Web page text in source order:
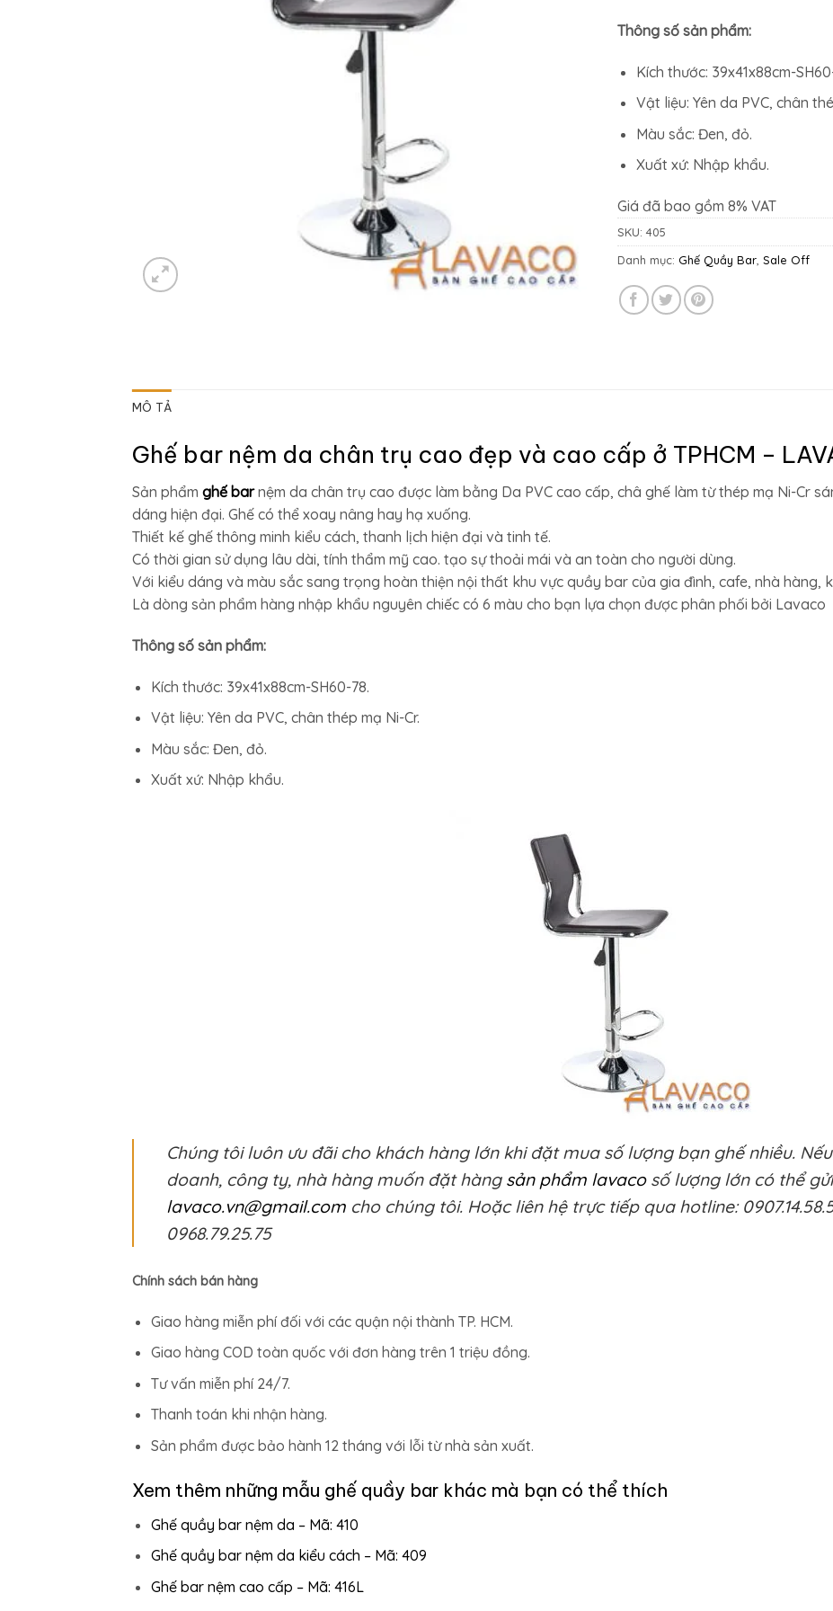
1.355.200₫.
Thông số sản phẩm:
Kích thước: 39x41x88cm-
Vật liệu: Yên da PVC, chân
Màu sắc: Đen, đỏ.
Xuất xứ: Nhập khẩu.
Giá đã bao gồm 8% VAT
SKU: 405
Danh mục: Ghế Quầy Bar Sale Off
MÔ TẢ
Ghế bar nệm da chân trụ cao đẹp và cao cấp ở TPHCM –
Sản phẩm ghế barnệm da chân trụ cao được làm bằng Da PVC cao cấp, châ ghế làm từ thép mạ Ni-Cr
dáng hiện đại. Ghế có thể xoay nâng hay hạ xuống.
Thiết kế ghế thông minh kiểu cách, thanh lịch hiện đại và tinh tế.
Có thời gian sử dụng lâu dài, tính thẩm mỹ cao. tạo sự thoải mái và an toàn cho người dùng.
Với kiểu dáng và màu sắc sang trọng hoàn thiện nội thất khu vực quầy bar của gia đình, cafe, nhà hàng,
Là dòng sản phẩm hàng nhập khẩu nguyên chiếc có 6 màu cho bạn lựa chọn được phân phối bởi Lavaco
Thông số sản phẩm:
Kích thước: 39x41x88cm-SH60-78.
Vật liệu: Yên da PVC, chân thép mạ Ni-Cr.
Màu sắc: Đen, đỏ.
Xuất xứ: Nhập khẩu.
Chúng tôi luôn ưu đãi cho khách hàng lớn khi đặt mua số lượng bạn ghế nhiều.
doanh, công ty, nhà hàng muốn đặt hàng sản phẩm lavacosố lượng lớn có thể
lavaco.vn@gmail.com cho chúng tôi. Hoặc liên hệ trực tiếp qua hotline:
0968.79.25.75
Chính sách bán hàng
Giao hàng miễn phí đối với các quận nội thành TP. HCM.
Giao hàng COD toàn quốc với đơn hàng trên 1 triệu đồng.
Tư vấn miễn phí 24/7.
Thanh toán khi nhận hàng.
Sản phẩm được bảo hành 12 tháng với lỗi từ nhà sản xuất.
Xem thêm những mẫu ghế quầy bar khác mà bạn có thể thích
Ghế quầy bar nệm da – Mã: 410
Ghế quầy bar nệm da kiểu cách – Mã: 409
Ghế bar nệm cao cấp – Mã: 416L